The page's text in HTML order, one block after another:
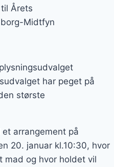
Årets
Midtfyn
har peget på
største
arrangement på
20. januar kl.10:30, hvor
og hvor holdet vil